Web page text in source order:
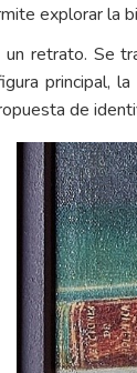
explorar la
retrato. Se
principal,
de